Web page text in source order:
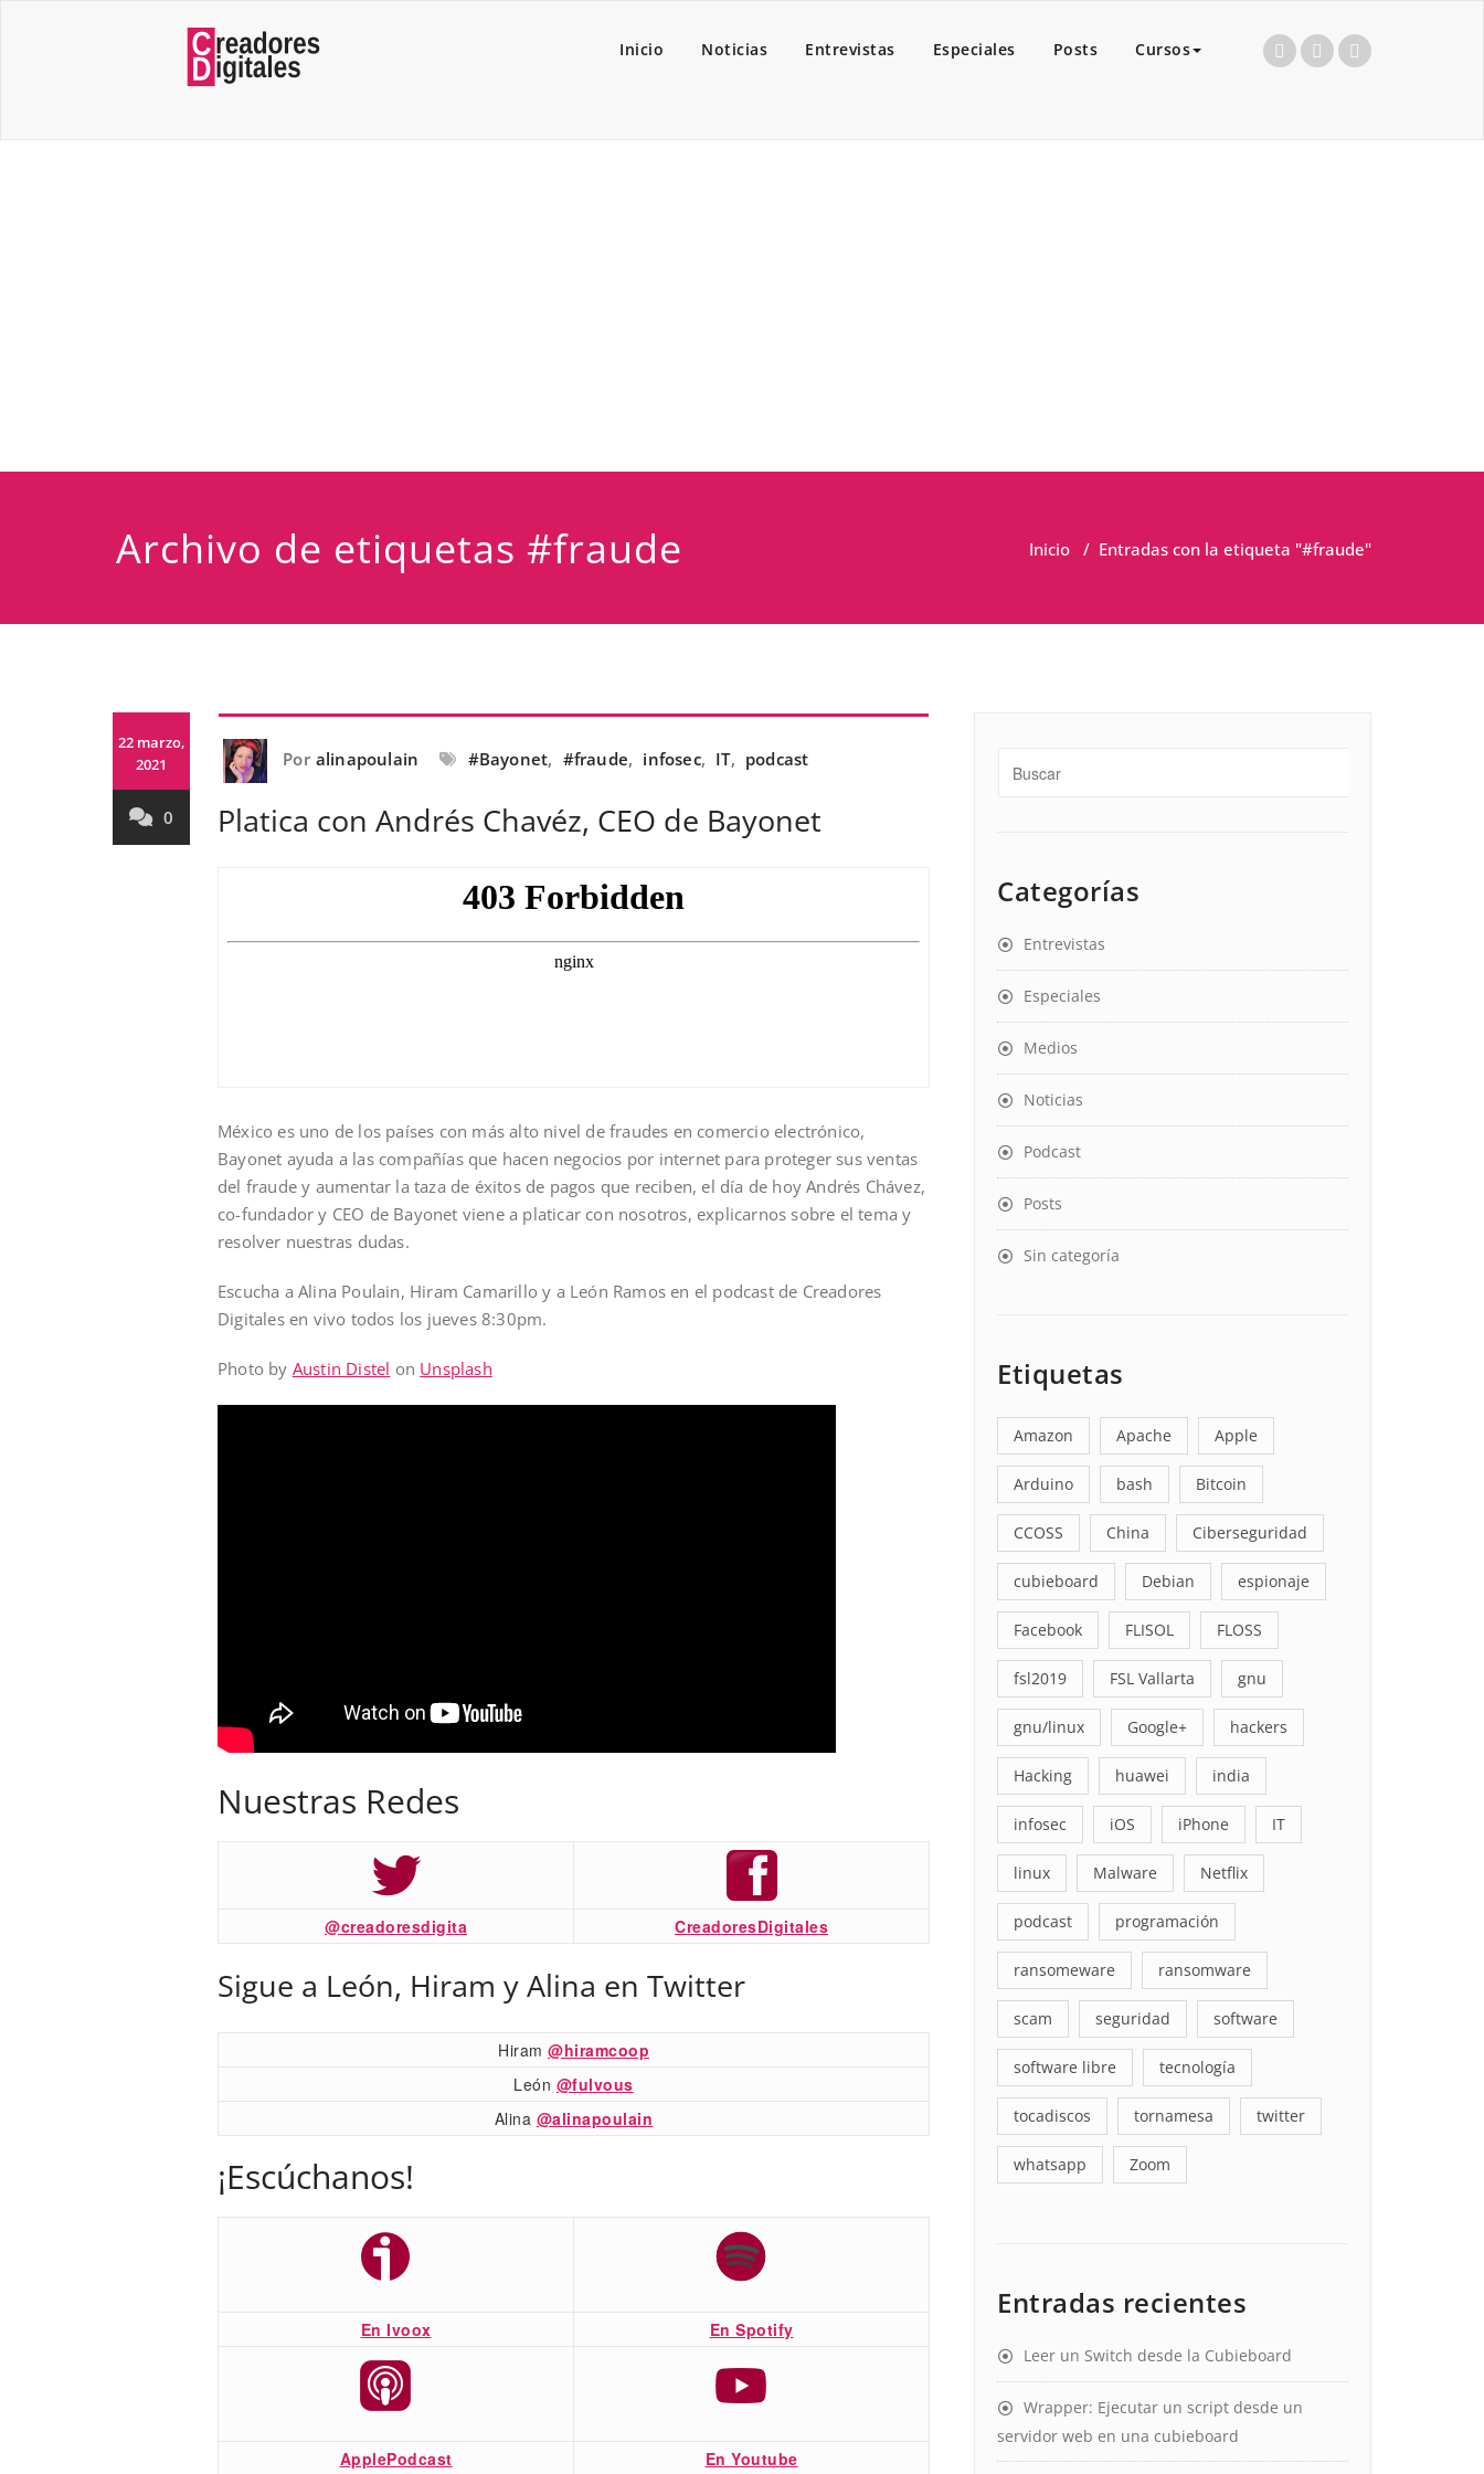
Inicio Noticias Entrevistas Especiales Posts Cursos
Archivo de etiquetas #fraude Inicio / Entradas con la etiqueta "#fraude"
22 marzo,
2021
0
Por alinapoulain #Bayonet, #fraude, infosec, IT, podcast
Platica con Andrés Chavéz, CEO de Bayonet
México es uno de los países con más alto nivel de fraudes en comercio electrónico,
Bayonet ayuda a las compañías que hacen negocios por internet para proteger sus ventas
del fraude y aumentar la taza de éxitos de pagos que reciben, el día de hoy Andrés Chávez,
co-fundador y CEO de Bayonet viene a platicar con nosotros, explicarnos sobre el tema y
resolver nuestras dudas.
Escucha a Alina Poulain, Hiram Camarillo y a León Ramos en el podcast de Creadores
Digitales en vivo todos los jueves 8:30pm.
Photo by Austin Distel on Unsplash
Nuestras Redes
@creadoresdigita CreadoresDigitales
Sigue a León, Hiram y Alina en Twitter
Hiram @hiramcoop
León @fulvous
Alina @alinapoulain
¡Escúchanos!
En Ivoox En Spotify
ApplePodcast En Youtube
Categorías
Entrevistas
Especiales
Medios
Noticias
Podcast
Posts
Sin categoría
Etiquetas
Amazon Apache Apple
Arduino bash Bitcoin
CCOSS China Ciberseguridad
cubieboard Debian espionaje
Facebook FLISOL FLOSS
fsl2019 FSL Vallarta gnu
gnu/linux Google+ hackers
Hacking huawei india
infosec iOS iPhone IT
linux Malware Netflix
podcast programación
ransomeware ransomware
scam seguridad software
software libre tecnología
tocadiscos tornamesa twitter
whatsapp Zoom
Entradas recientes
Leer un Switch desde la Cubieboard
Wrapper: Ejecutar un script desde un
servidor web en una cubieboard